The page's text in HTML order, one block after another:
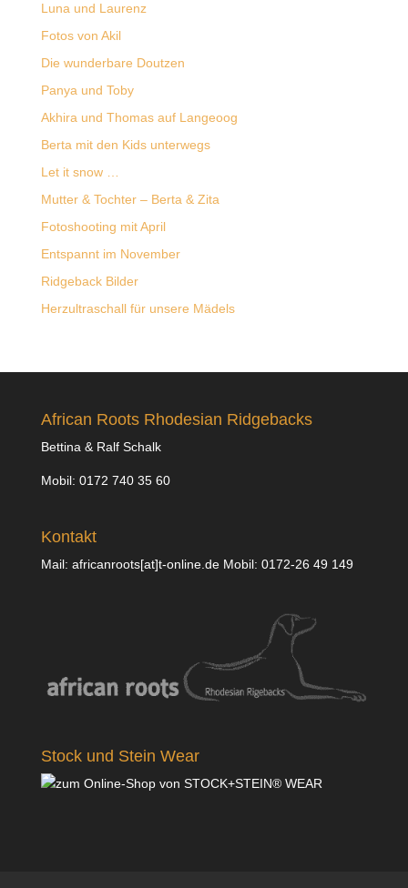
Luna und Laurenz
Fotos von Akil
Die wunderbare Doutzen
Panya und Toby
Akhira und Thomas auf Langeoog
Berta mit den Kids unterwegs
Let it snow …
Mutter & Tochter – Berta & Zita
Fotoshooting mit April
Entspannt im November
Ridgeback Bilder
Herzultraschall für unsere Mädels
African Roots Rhodesian Ridgebacks
Bettina & Ralf Schalk
Mobil: 0172 740 35 60
Kontakt
Mail: africanroots[at]t-online.de Mobil: 0172-26 49 149
Stock und Stein Wear